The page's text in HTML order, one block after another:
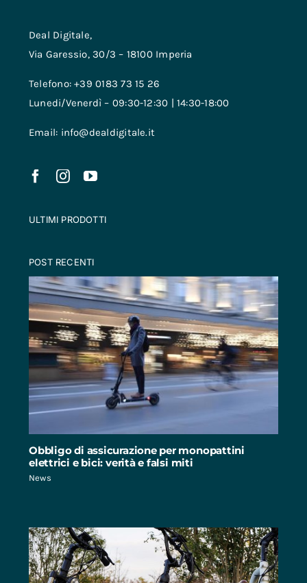
Deal Digitale,
Via Garessio, 30/3 – 18100 Imperia
Telefono: +39 0183 73 15 26
Lunedi/Venerdì – 09:30-12:30 | 14:30-18:00
Email: info@dealdigitale.it
ULTIMI PRODOTTI
POST RECENTI
Obbligo di assicurazione per monopattini
elettrici e bici: verità e falsi miti
News